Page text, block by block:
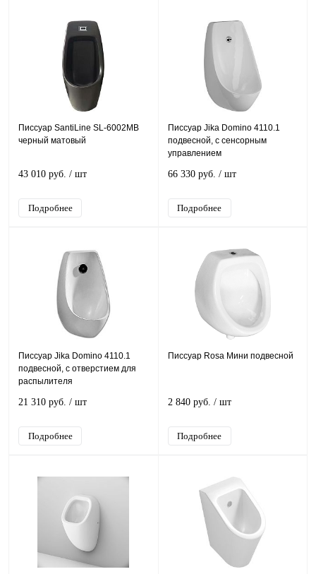
Писсуар SantiLine SL-6002MB
черный матовый
43 010 руб. / шт
Подробнее
Писсуар Jika Domino 4110.1
подвесной, с сенсорным
управлением
66 330 руб. / шт
Подробнее
Писсуар Jika Domino 4110.1
подвесной, с отверстием для
распылителя
21 310 руб. / шт
Подробнее
Писсуар Rosa Мини подвесной
2 840 руб. / шт
Подробнее